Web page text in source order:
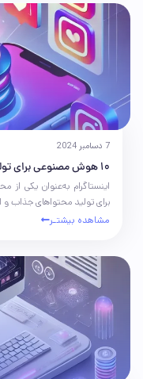
7 دسامبر 2024
10 هوش مصنوعی برای تولید محتوا در اینستاگرام
اینستاگرام به‌عنوان یکی
برای تولید محتواهای جذاب
مشاهده بیشتـر